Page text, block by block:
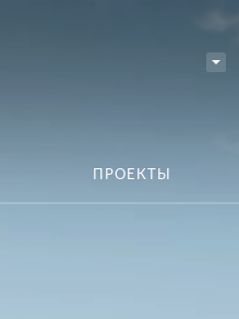
ПРОЕКТЫ